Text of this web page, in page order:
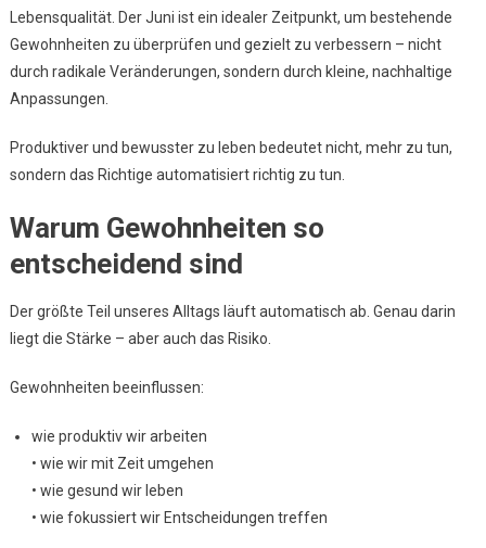
Und
Leben
Lebensqualität. Der Juni ist ein idealer Zeitpunkt, um bestehende
Gewohnheiten zu überprüfen und gezielt zu verbessern – nicht
durch radikale Veränderungen, sondern durch kleine, nachhaltige
Anpassungen.
Produktiver und bewusster zu leben bedeutet nicht, mehr zu tun,
sondern das Richtige automatisiert richtig zu tun.
Warum Gewohnheiten so
entscheidend sind
Der größte Teil unseres Alltags läuft automatisch ab. Genau darin
liegt die Stärke – aber auch das Risiko.
Gewohnheiten beeinflussen:
wie produktiv wir arbeiten
• wie wir mit Zeit umgehen
• wie gesund wir leben
• wie fokussiert wir Entscheidungen treffen